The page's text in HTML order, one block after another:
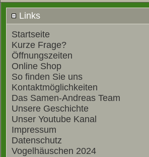
Links
Startseite
Kurze Frage?
Öffnungszeiten
Online Shop
So finden Sie uns
Kontaktmöglichkeiten
Das Samen-Andreas Team
Unsere Geschichte
Unser Youtube Kanal
Impressum
Datenschutz
Vogelhäuschen 2024